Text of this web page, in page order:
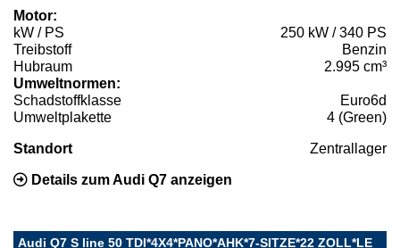
Motor:
kW / PS
250 kW / 340 PS
Treibstoff
Benzin
Hubraum
2.995 cm³
Umweltnormen:
Schadstoffklasse
Euro6d
Umweltplakette
4 (Green)
Standort Zentrallager
Details zum Audi Q7 anzeigen
Audi Q7 S line 50 TDI*4X4*PANO*AHK*7-SITZE*22 ZOLL*LE